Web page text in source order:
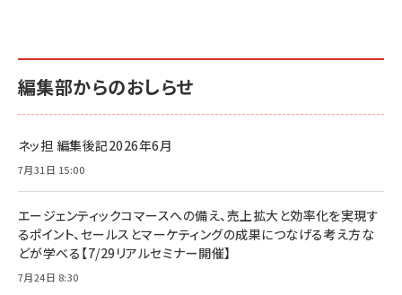
編集部からのおしらせ
ネッ担 編集後記2026年6月
7月31日 15:00
エージェンティックコマースへの備え、売上拡大と効率化を実現す
るポイント、セールスとマーケティングの成果につなげる考え方な
どが学べる【7/29リアルセミナー開催】
7月24日 8:30